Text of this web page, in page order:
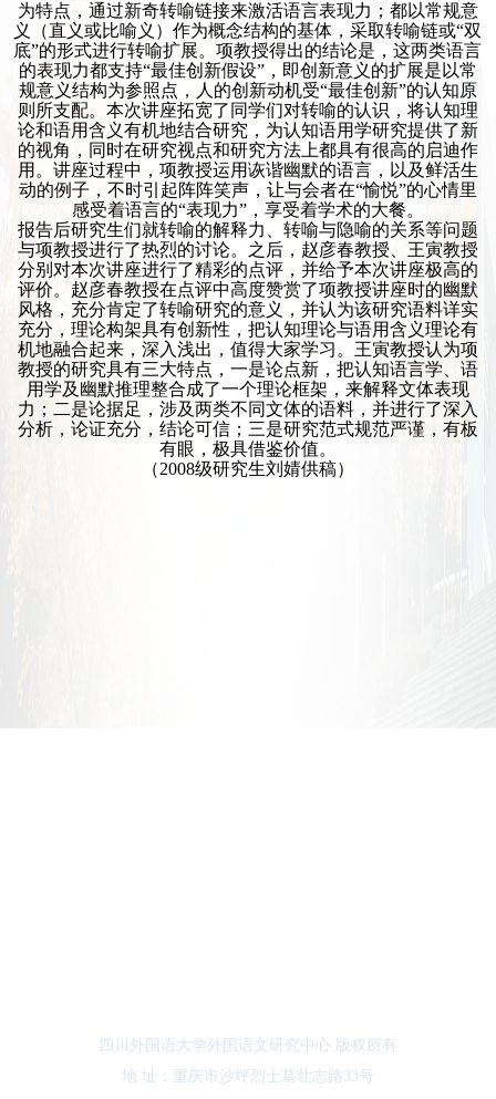
为特点，通过新奇转喻链接来激活语言表现力；都以常规意
义（直义或比喻义）作为概念结构的基体，采取转喻链或“双
底”的形式进行转喻扩展。项教授得出的结论是，这两类语言
的表现力都支持“最佳创新假设”，即创新意义的扩展是以常
规意义结构为参照点，人的创新动机受“最佳创新”的认知原
则所支配。本次讲座拓宽了同学们对转喻的认识，将认知理
论和语用含义有机地结合研究，为认知语用学研究提供了新
的视角，同时在研究视点和研究方法上都具有很高的启迪作
用。讲座过程中，项教授运用诙谐幽默的语言，以及鲜活生
动的例子，不时引起阵阵笑声，让与会者在“愉悦”的心情里
感受着语言的“表现力”，享受着学术的大餐。
报告后研究生们就转喻的解释力、转喻与隐喻的关系等问题
与项教授进行了热烈的讨论。之后，赵彦春教授、王寅教授
分别对本次讲座进行了精彩的点评，并给予本次讲座极高的
评价。赵彦春教授在点评中高度赞赏了项教授讲座时的幽默
风格，充分肯定了转喻研究的意义，并认为该研究语料详实
充分，理论构架具有创新性，把认知理论与语用含义理论有
机地融合起来，深入浅出，值得大家学习。王寅教授认为项
教授的研究具有三大特点，一是论点新，把认知语言学、语
用学及幽默推理整合成了一个理论框架，来解释文体表现
力；二是论据足，涉及两类不同文体的语料，并进行了深入
分析，论证充分，结论可信；三是研究范式规范严谨，有板
有眼，极具借鉴价值。
（2008级研究生刘婧供稿）